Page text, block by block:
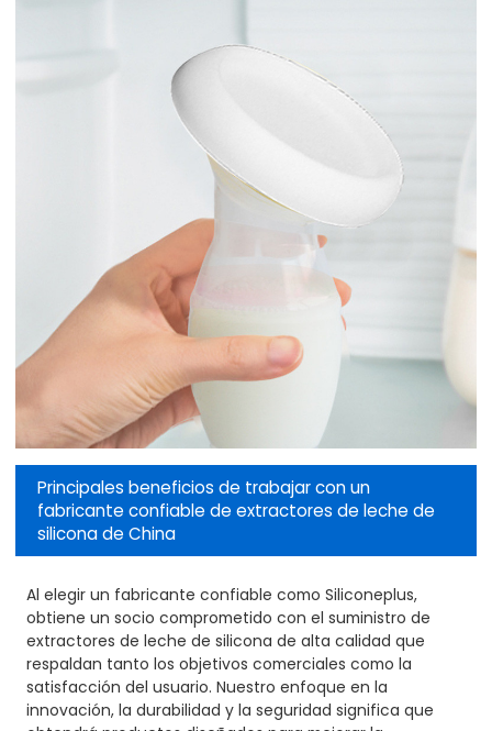
Principales beneficios de trabajar con un
fabricante confiable de extractores de leche de
silicona de China
Al elegir un fabricante confiable como Siliconeplus,
obtiene un socio comprometido con el suministro de
extractores de leche de silicona de alta calidad que
respaldan tanto los objetivos comerciales como la
satisfacción del usuario. Nuestro enfoque en la
innovación, la durabilidad y la seguridad significa que